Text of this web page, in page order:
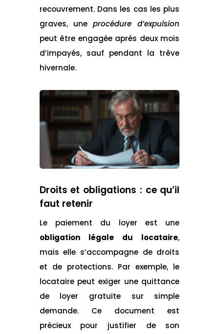
recouvrement. Dans les cas les plus
graves, uneprocédure d’expulsion
peut être engagée après deux mois
d’impayés, sauf pendant la trêve
hivernale.
Droits et obligations : ce qu’il
faut retenir
Le paiement du loyer est une
obligation légale du locataire,
mais elle s’accompagne de droits
et de protections. Par exemple, le
locataire peut exiger une quittance
de loyer gratuite sur simple
demande. Ce document est
précieux pour justifier de son